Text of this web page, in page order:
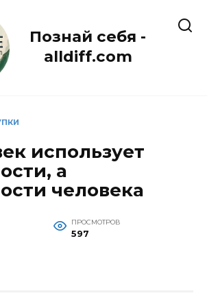
Познай себя -
alldiff.com
использует
а
человека
ПРОСМОТРОВ
597